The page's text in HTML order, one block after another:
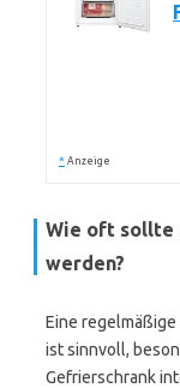
* Anzeige
Wie oft sollte
werden?
Eine
ist sinnvoll,
Gefrierschrank